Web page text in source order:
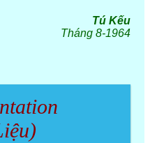
Tú Kếu
Tháng 8-1964